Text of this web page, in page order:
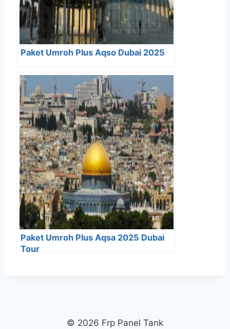
Paket Umroh Plus Aqso Dubai 2025
Paket Umroh Plus Aqsa 2025 Dubai
Tour
© 2026 Frp Panel Tank